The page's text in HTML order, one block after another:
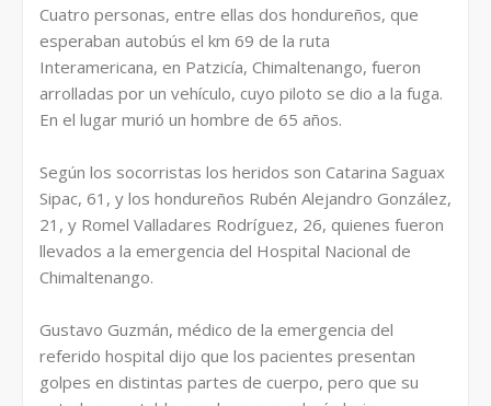
Cuatro personas, entre ellas dos hondureños, que
esperaban autobús el km 69 de la ruta
Interamericana, en Patzicía, Chimaltenango, fueron
arrolladas por un vehículo, cuyo piloto se dio a la fuga.
En el lugar murió un hombre de 65 años.
Según los socorristas los heridos son Catarina Saguax
Sipac, 61, y los hondureños Rubén Alejandro González,
21, y Romel Valladares Rodríguez, 26, quienes fueron
llevados a la emergencia del Hospital Nacional de
Chimaltenango.
Gustavo Guzmán, médico de la emergencia del
referido hospital dijo que los pacientes presentan
golpes en distintas partes de cuerpo, pero que su